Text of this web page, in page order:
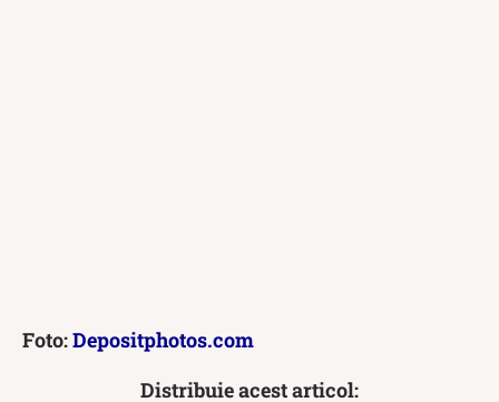
Foto:Depositphotos.com
Distribuie acest articol: